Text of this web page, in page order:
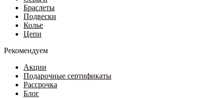
Браслеты
Подвески
Колье
Цепи
Рекомендуем
Акции
Подарочные сертификаты
Рассрочка
Блог